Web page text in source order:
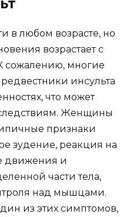
в любом возрасте, но
возрастает с
сожалению, многие
инсульта
что может
Женщины
признаки
зудение, реакция на
движения и
части тела,
над мышцами.
из этих симптомов,